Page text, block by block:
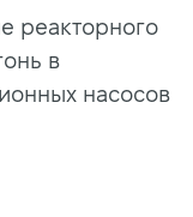
реакторного
в
насосов